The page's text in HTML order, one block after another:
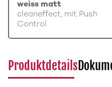
weiss matt
cleaneffect, mit Push
Control
Produktdetails